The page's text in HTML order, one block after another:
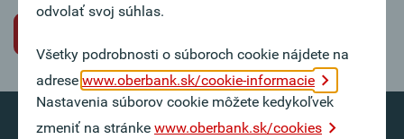
odvolať svoj súhlas.
Všetky podrobnosti o súboroch cookie nájdete na
adrese www.oberbank.sk/cookie-informacie
Nastavenia súborov cookie môžete kedykoľvek
zmeniť na stránke www.oberbank.sk/cookies